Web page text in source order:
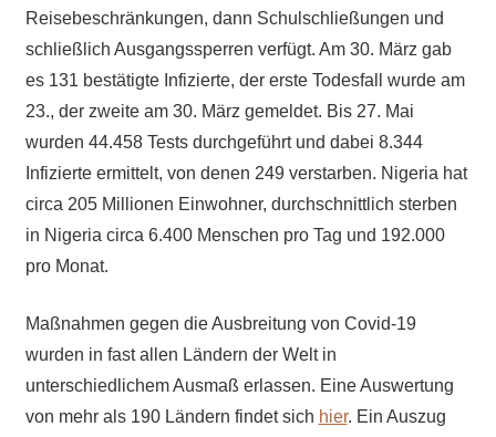
Reisebeschränkungen, dann Schulschließungen und
schließlich Ausgangssperren verfügt. Am 30. März gab
es 131 bestätigte Infizierte, der erste Todesfall wurde am
23., der zweite am 30. März gemeldet. Bis 27. Mai
wurden 44.458 Tests durchgeführt und dabei 8.344
Infizierte ermittelt, von denen 249 verstarben. Nigeria hat
circa 205 Millionen Einwohner, durchschnittlich sterben
in Nigeria circa 6.400 Menschen pro Tag und 192.000
pro Monat.
Maßnahmen gegen die Ausbreitung von Covid-19
wurden in fast allen Ländern der Welt in
unterschiedlichem Ausmaß erlassen. Eine Auswertung
von mehr als 190 Ländern findet sich hier. Ein Auszug